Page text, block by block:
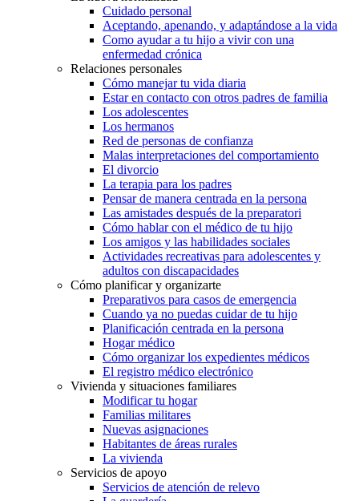
Cuidado personal
Aceptando, apenando, y adaptándose a la vida
Como ayudar a tu hijo a vivir con una
enfermedad crónica
Relaciones personales
Cómo manejar tu vida diaria
Estar en contacto con otros padres de familia
Los adolescentes
Los hermanos
Red de personas de confianza
Malas interpretaciones del comportamiento
El divorcio
La terapia para los padres
Pensar de manera centrada en la persona
Las amistades después de la preparatori
Cómo hablar con el médico de tu hijo
Los amigos y las habilidades sociales
Actividades recreativas para adolescentes y
adultos con discapacidades
Cómo planificar y organizarte
Preparativos para casos de emergencia
Cuando ya no puedas cuidar de tu hijo
Planificación centrada en la persona
Hogar médico
Cómo organizar los expedientes médicos
El registro médico electrónico
Vivienda y situaciones familiares
Modificar tu hogar
Familias militares
Nuevas asignaciones
Habitantes de áreas rurales
La vivienda
Servicios de apoyo
Servicios de atención de relevo